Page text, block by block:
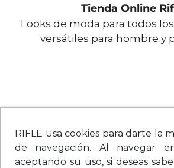
RIFLE usa cookies para darte la
de navegación. Al navegar
aceptando su uso, si deseas
Tienda Online
Looks de moda para todos
versátiles para hombre y